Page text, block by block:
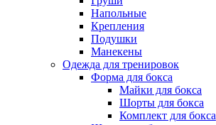
Напольные
Крепления
Подушки
Манекены
Одежда для тренировок
Форма для бокса
Майки для бокса
Шорты для бокса
Комплект для бокса